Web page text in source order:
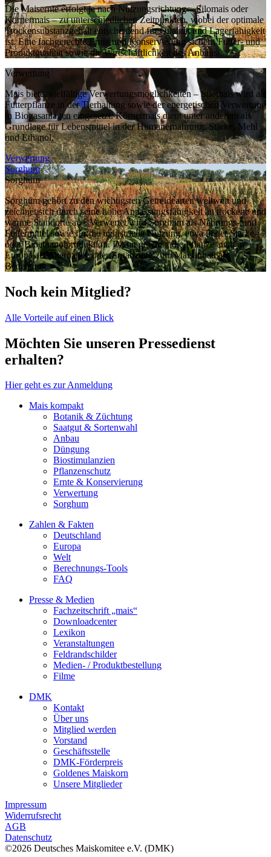
Die Maisernte erfolgt je nach Nutzungsrichtung – Silomais oder
Körnermais – zu unterschiedlichen Zeitpunkten, wobei der optimale
Trockensubstanzgehalt entscheidend für Qualität und Lagerfähigkeit
ist. Eine fachgerechte Ernte und Konservierung sichern Futter- und
Produktqualität sowie die Wirtschaftlichkeit des Anbaus.
Verwertung
Mais bietet vielfältige Verwertungsmöglichkeiten – Silomais wird als
Futterpflanze in der Tierhaltung sowie der energetischen Verwertung
in Biogasanlagen eingesetzt. Körnermais dient unter anderem als
Grundlage für Lebensmittel in der Humanernährung, Stärke, Mehl
und Ethanol.
Verwertung
Sorghum
Sorghum
Sorghum gehört zu den wichtigsten Getreidearten weltweit und
zeichnet sich durch seine hohe Anpassungsfähigkeit an trockene und
warme Standorte aus. Verwertet wird Sorghum als Nahrungs- und
Futtermittel sowie für die industrielle Nutzung, etwa in der Stärke-
oder Bioethanolproduktion. Damit gewinnt die Pflanze auch in
Europa als Alternative oder Ergänzung zum Maisanbau an
Bedeutung.
Noch kein Mitglied?
Alle Vorteile auf einen Blick
Möchten Sie unseren Pressedienst
erhalten?
Hier geht es zur Anmeldung
Mais kompakt
Botanik & Züchtung
Saatgut & Sortenwahl
Anbau
Düngung
Biostimulanzien
Pflanzenschutz
Ernte & Konservierung
Verwertung
Sorghum
Zahlen & Fakten
Deutschland
Europa
Welt
Berechnungs-Tools
FAQ
Presse & Medien
Fachzeitschrift „mais“
Downloadcenter
Lexikon
Veranstaltungen
Feldrandschilder
Medien- / Produktbestellung
Filme
DMK
Kontakt
Über uns
Mitglied werden
Vorstand
Geschäftsstelle
DMK-Förderpreis
Goldenes Maiskorn
Unsere Mitglieder
Impressum
Widerrufsrecht
AGB
Datenschutz
©2026 Deutsches Maiskomitee e.V. (DMK)